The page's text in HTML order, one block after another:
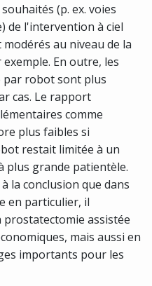
(p. ex. voies
de l'intervention à ciel
au niveau de la
En outre, les
par robot sont plus
cas. Le rapport
comme
plus faibles si
restait limitée à un
plus grande patientèle.
la conclusion que dans
en particulier, il
assistée
mais aussi en
importants pour les